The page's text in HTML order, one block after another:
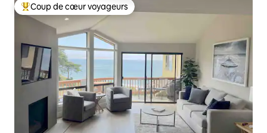
Coups de cœur voyageurs les plus appréciés
Coup de cœur voyageurs